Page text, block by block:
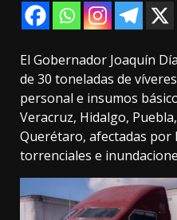
El Gobernador Joaquín
de 30 toneladas de
personal e insumos
Veracruz, Hidalgo,
Querétaro, afectadas por
torrenciales e